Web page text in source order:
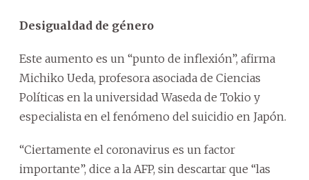
Desigualdad de género
Este aumento es un “punto de inflexión”, afirma
Michiko Ueda, profesora asociada de Ciencias
Políticas en la universidad Waseda de Tokio y
especialista en el fenómeno del suicidio en Japón.
“Ciertamente el coronavirus es un factor
importante”, dice a la AFP, sin descartar que “las